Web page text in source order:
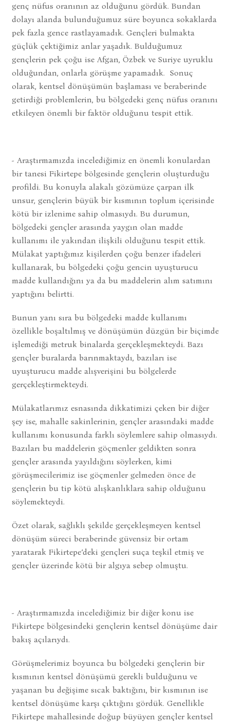
genç nüfus oranının az olduğunu gördük. Bundan
dolayı alanda bulunduğumuz süre boyunca sokaklarda
pek fazla gence rastlayamadık. Gençleri bulmakta
güçlük çektiğimiz anlar yaşadık. Bulduğumuz
gençlerin pek çoğu ise Afgan, Özbek ve Suriye uyruklu
olduğundan, onlarla görüşme yapamadık. Sonuç
olarak, kentsel dönüşümün başlaması ve beraberinde
getirdiği problemlerin, bu bölgedeki genç nüfus oranını
etkileyen önemli bir faktör olduğunu tespit ettik.
- Araştırmamızda incelediğimiz en önemli konulardan
bir tanesi Fikirtepe bölgesinde gençlerin oluşturduğu
profildi. Bu konuyla alakalı gözümüze çarpan ilk
unsur, gençlerin büyük bir kısmının toplum içerisinde
kötü bir izlenime sahip olmasıydı. Bu durumun,
bölgedeki gençler arasında yaygın olan madde
kullanımı ile yakından ilişkili olduğunu tespit ettik.
Mülakat yaptığımız kişilerden çoğu benzer ifadeleri
kullanarak, bu bölgedeki çoğu gencin uyuşturucu
madde kullandığını ya da bu maddelerin alım satımını
yaptığını belirtti.
Bunun yanı sıra bu bölgedeki madde kullanımı
özellikle boşaltılmış ve dönüşümün düzgün bir biçimde
işlemediği metruk binalarda gerçekleşmekteydi. Bazı
gençler buralarda barınmaktaydı, bazıları ise
uyuşturucu madde alışverişini bu bölgelerde
gerçekleştirmekteydi.
Mülakatlarımız esnasında dikkatimizi çeken bir diğer
şey ise, mahalle sakinlerinin, gençler arasındaki madde
kullanımı konusunda farklı söylemlere sahip olmasıydı.
Bazıları bu maddelerin göçmenler geldikten sonra
gençler arasında yayıldığını söylerken, kimi
görüşmecilerimiz ise göçmenler gelmeden önce de
gençlerin bu tip kötü alışkanlıklara sahip olduğunu
söylemekteydi.
Özet olarak, sağlıklı şekilde gerçekleşmeyen kentsel
dönüşüm süreci beraberinde güvensiz bir ortam
yaratarak Fikirtepe’deki gençleri suça teşkil etmiş ve
gençler üzerinde kötü bir algıya sebep olmuştu.
- Araştırmamızda incelediğimiz bir diğer konu ise
Fikirtepe bölgesindeki gençlerin kentsel dönüşüme dair
bakış açılarıydı.
Görüşmelerimiz boyunca bu bölgedeki gençlerin bir
kısmının kentsel dönüşümü gerekli bulduğunu ve
yaşanan bu değişime sıcak baktığını, bir kısmının ise
kentsel dönüşüme karşı çıktığını gördük. Genellikle
Fikirtepe mahallesinde doğup büyüyen gençler kentsel